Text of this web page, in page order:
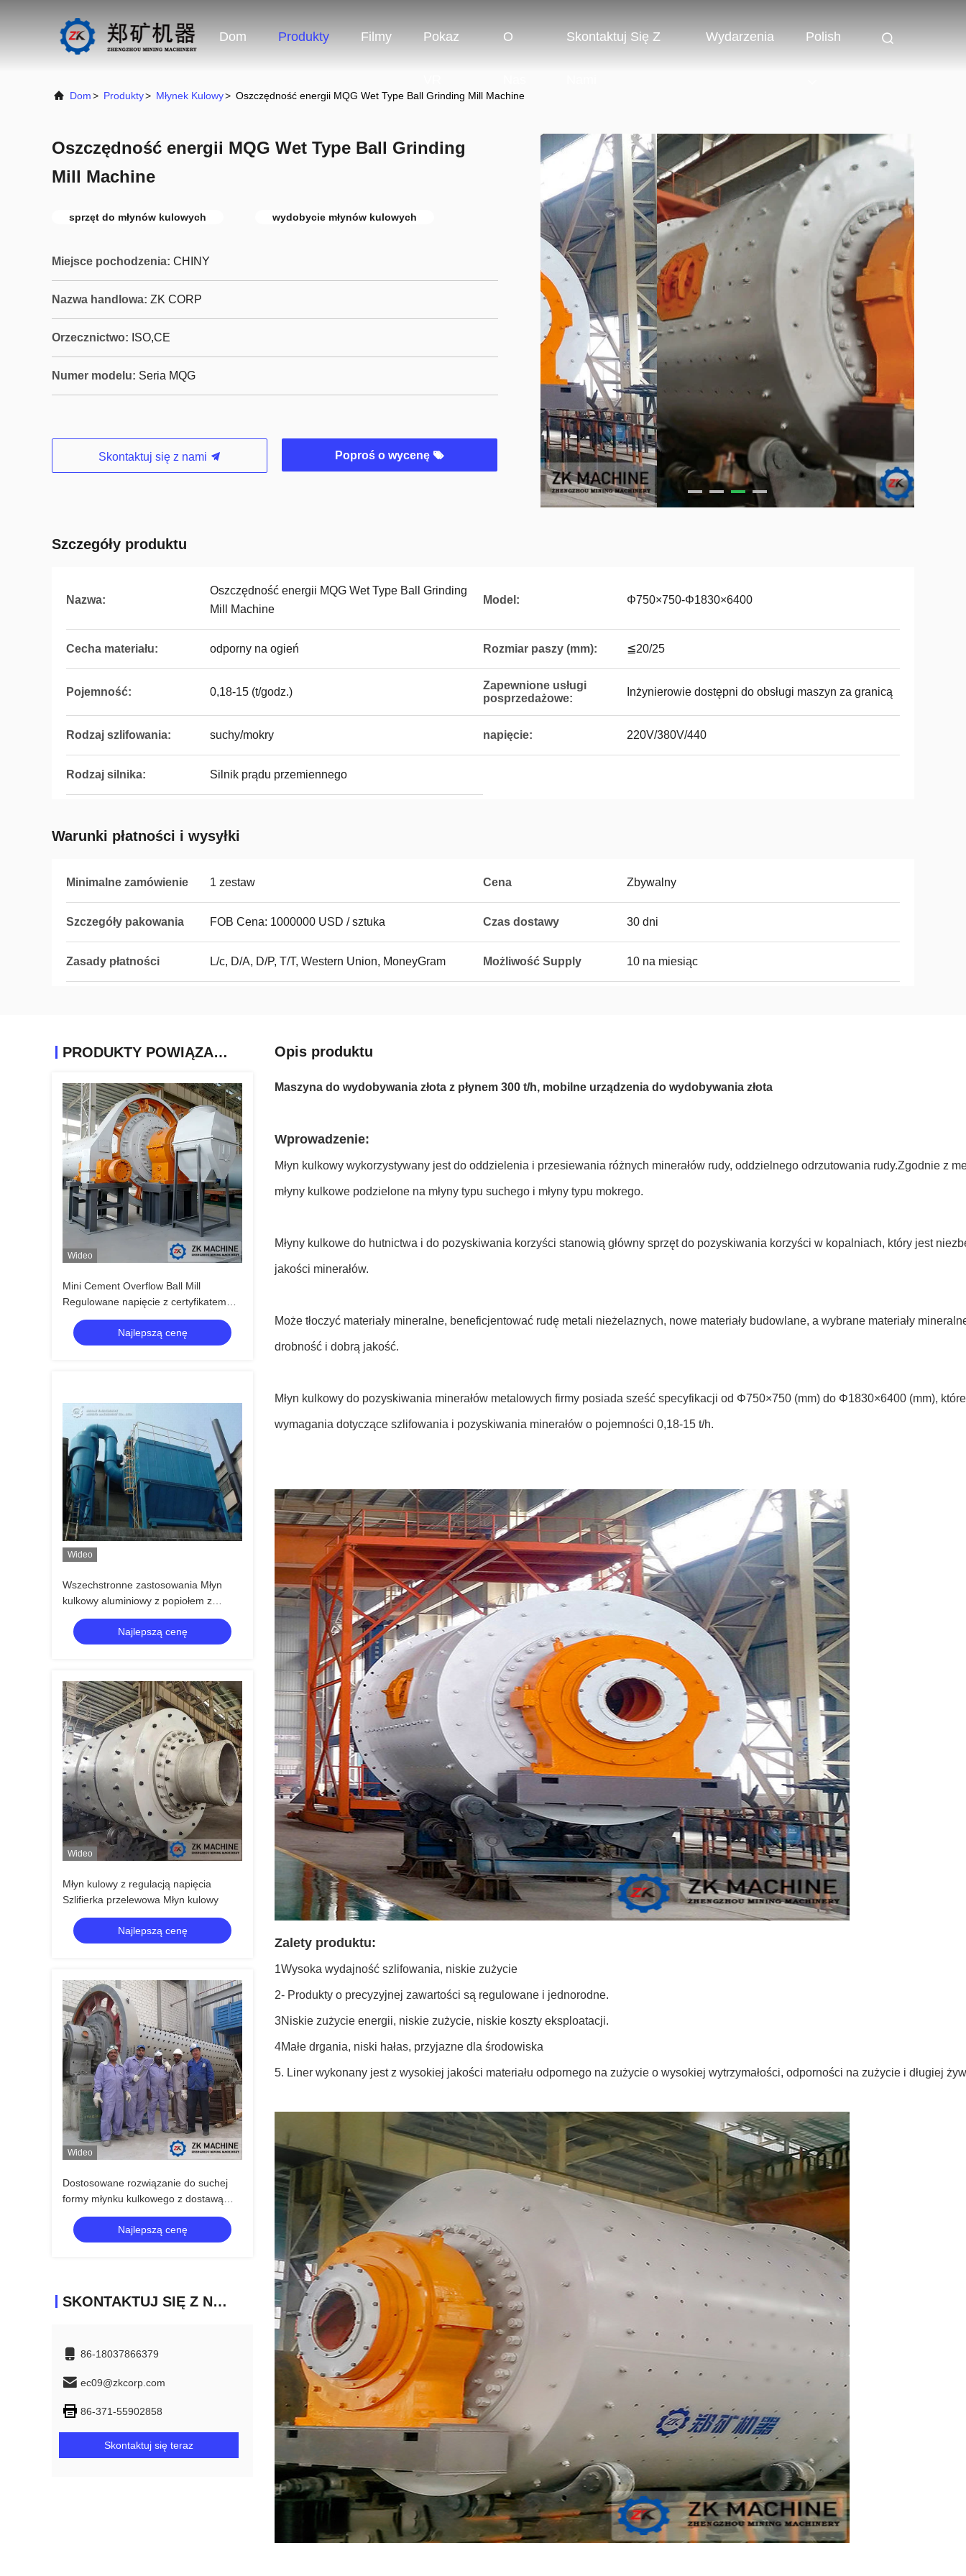
Dom Produkty Filmy Pokaz O Skontaktuj Się Z Wydarzenia Polish
Dom> Produkty> Młynek Kulowy> Oszczędność energii MQG Wet Type Ball Grinding Mill Machine
Oszczędność energii MQG Wet Type Ball Grinding
Mill Machine
sprzęt do młynów kulowych wydobycie młynów kulowych
Miejsce pochodzenia: CHINY
Nazwa handlowa: ZK CORP
Orzecznictwo: ISO,CE
Numer modelu: Seria MQG
Skontaktuj się z nami Poproś o wycenę
Szczegóły produktu
Nazwa:
Oszczędność energii MQG Wet Type Ball Grinding
Mill Machine
Model: Φ750×750-Φ1830×6400
Cecha materiału: odporny na ogień Rozmiar paszy (mm): ≦20/25
Pojemność: 0,18-15 (t/godz.)
Zapewnione usługi
posprzedażowe:
Inżynierowie dostępni do obsługi maszyn za granicą
Rodzaj szlifowania: suchy/mokry napięcie: 220V/380V/440
Rodzaj silnika: Silnik prądu przemiennego
Warunki płatności i wysyłki
Minimalne zamówienie 1 zestaw Cena Zbywalny
Szczegóły pakowania FOB Cena: 1000000 USD / sztuka Czas dostawy 30 dni
Zasady płatności L/c, D/A, D/P, T/T, Western Union, MoneyGram Możliwość Supply 10 na miesiąc
PRODUKTY POWIĄZANE
Wideo
Mini Cement Overflow Ball Mill
Regulowane napięcie z certyfikatem
ISO CE
Najlepszą cenę
Wideo
Wszechstronne zastosowania Młyn
kulkowy aluminiowy z popiołem z
dostosowaną konstrukcją i do 60 minut
zegarem
Najlepszą cenę
Wideo
Młyn kulowy z regulacją napięcia
Szlifierka przelewowa Młyn kulowy
Najlepszą cenę
Wideo
Dostosowane rozwiązanie do suchej
formy młynku kulkowego z dostawą
wszystkich części zamiennych
żywotnych
Najlepszą cenę
SKONTAKTUJ SIĘ Z NAMI
86-18037866379
ec09@zkcorp.com
86-371-55902858
Skontaktuj się teraz
Opis produktu
Maszyna do wydobywania złota z płynem 300 t/h, mobilne urządzenia do wydobywania złota
Wprowadzenie:
Młyn kulkowy wykorzystywany jest do oddzielenia i przesiewania różnych minerałów rudy, oddzielnego odrzutowania rudy.Zgodnie z
młyny kulkowe podzielone na młyny typu suchego i młyny typu mokrego.
Młyny kulkowe do hutnictwa i do pozyskiwania korzyści stanowią główny sprzęt do pozyskiwania korzyści w kopalniach, który jest
jakości minerałów.
Może tłoczyć materiały mineralne, beneficjentować rudę metali nieżelaznych, nowe materiały budowlane, a wybrane materiały
drobność i dobrą jakość.
Młyn kulkowy do pozyskiwania minerałów metalowych firmy posiada sześć specyfikacji od Φ750×750 (mm) do Φ1830×6400 (mm),
wymagania dotyczące szlifowania i pozyskiwania minerałów o pojemności 0,18-15 t/h.
Zalety produktu:
1Wysoka wydajność szlifowania, niskie zużycie
2- Produkty o precyzyjnej zawartości są regulowane i jednorodne.
3Niskie zużycie energii, niskie zużycie, niskie koszty eksploatacji.
4Małe drgania, niski hałas, przyjazne dla środowiska
5. Liner wykonany jest z wysokiej jakości materiału odpornego na zużycie o wysokiej wytrzymałości, odporności na zużycie i długiej